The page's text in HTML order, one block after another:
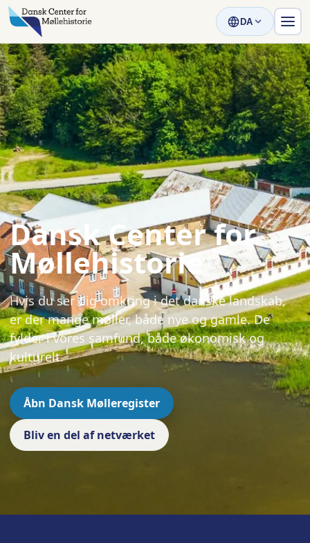
DA
Dansk Center for
Møllehistorie
Hvis du ser dig omkring i det danske landskab,
er der mange møller, både nye og gamle. De
fylder i vores samfund, både økonomisk og
kulturelt.
Åbn Dansk Mølleregister
Bliv en del af netværket